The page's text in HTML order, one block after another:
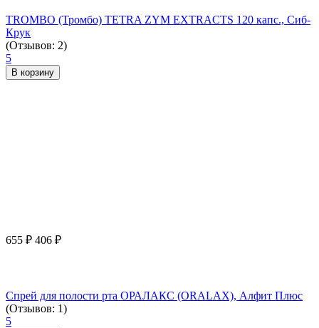
TROMBO (Тромбо) TETRA ZYM EXTRACTS 120 капс., Сиб-
Крук
(Отзывов: 2)
5
В корзину
655 ₽ 406 ₽
Спрей для полости рта ОРАЛАКС (ORALAX), Алфит Плюс
(Отзывов: 1)
5